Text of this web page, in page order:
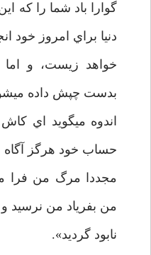
گوارا باد شما را که
دنيا براي امروز خود
خواهد زيست، و
بدست چپش داده
اندوه ميگويد اي کاش
حساب خود هرگز
مجددا مرگ من فرا
من بفرياد من
نابود گرديد».